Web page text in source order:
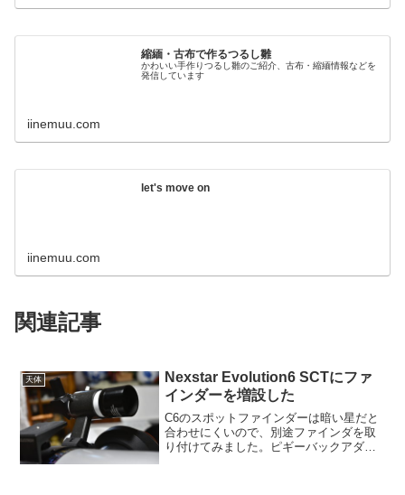
縮緬・古布で作るつるし雛
かわいい手作りつるし雛のご紹介、古布・縮緬情報などを
発信しています
iinemuu.com
let's move on
iinemuu.com
関連記事
天体
Nexstar Evolution6 SCTにファ
インダーを増設した
C6のスポットファインダーは暗い星だと
合わせにくいので、別途ファインダを取
り付けてみました。ピギーバックアダプ